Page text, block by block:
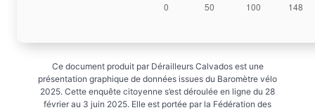
Ce document produit par Dérailleurs Calvados est une
présentation graphique de données issues du Baromètre vélo
2025. Cette enquête citoyenne s’est déroulée en ligne du 28
février au 3 juin 2025. Elle est portée par la Fédération des